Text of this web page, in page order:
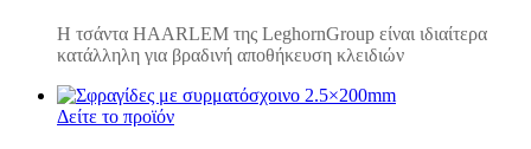
Η τσάντα HAARLEM της LeghornGroup είναι ιδιαίτερα
κατάλληλη για βραδινή αποθήκευση κλειδιών
Δείτε το προϊόν